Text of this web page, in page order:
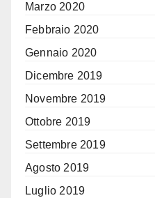
Marzo 2020
Febbraio 2020
Gennaio 2020
Dicembre 2019
Novembre 2019
Ottobre 2019
Settembre 2019
Agosto 2019
Luglio 2019